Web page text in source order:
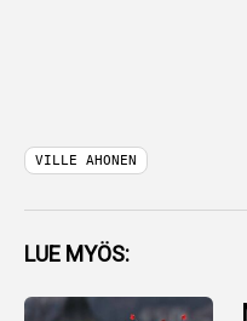
VILLE AHONEN
LUE MYÖS: